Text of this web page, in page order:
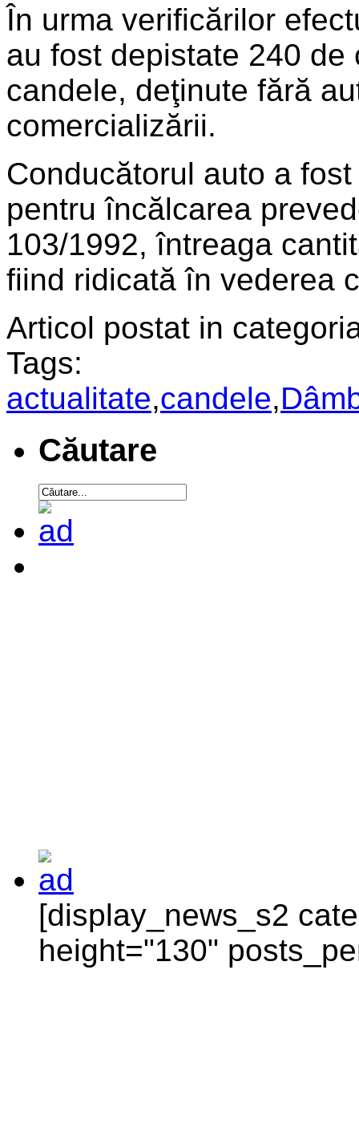
În urma verificărilor
au fost depistate 240
candele, deţinute fără
comercializării.
Conducătorul auto a
pentru încălcarea
103/1992, întreaga
fiind ridicată în vederea
Articol postat in
Tags:
actualitate,candele,
Căutare
[display_news_s2
height="130"